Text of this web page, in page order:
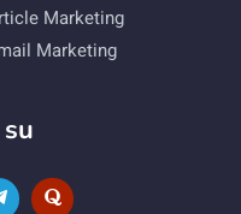
Marketing
Marketing